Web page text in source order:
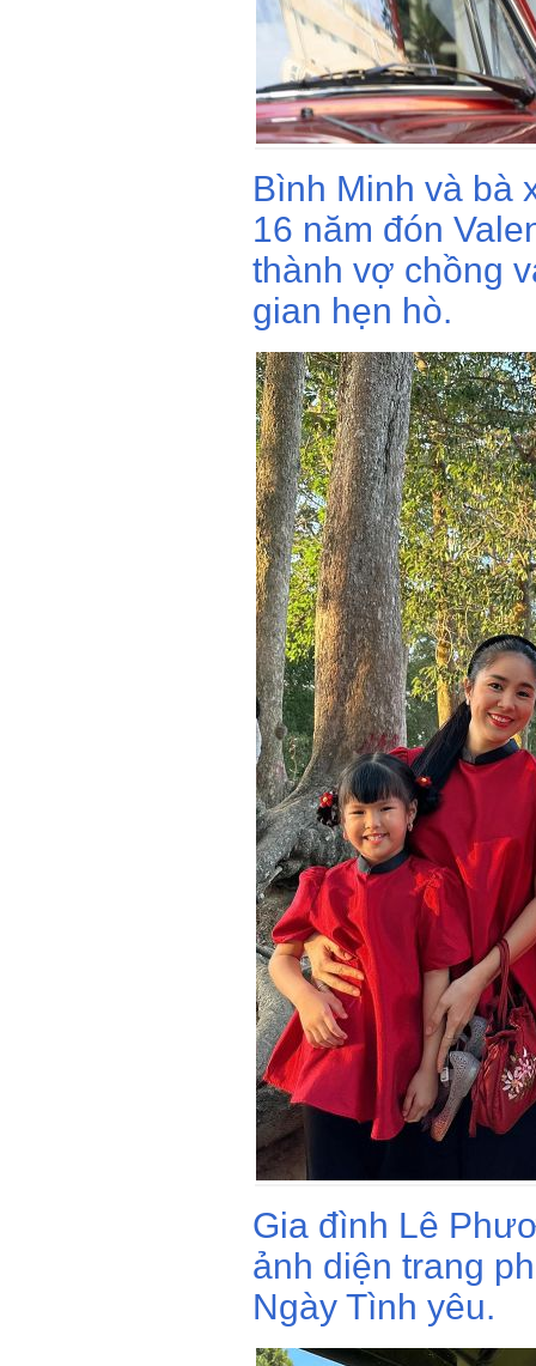
Bình Minh và bà
16 năm đón
thành vợ chồng
gian hẹn hò.
Gia đình Lê
ảnh diện trang
Ngày Tình yêu.